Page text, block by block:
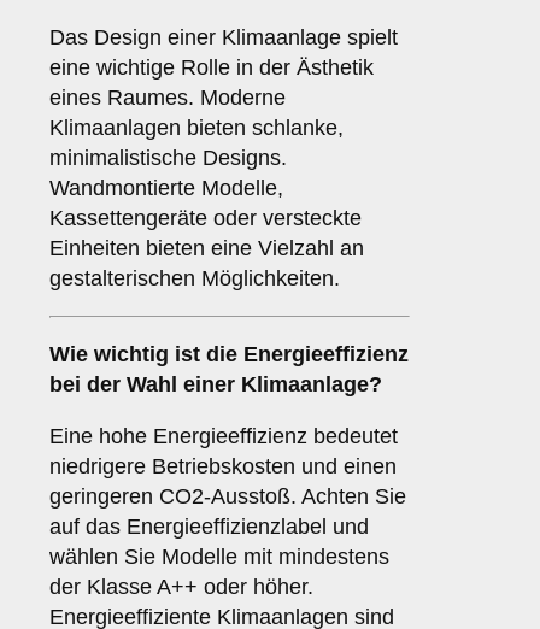
Das Design einer Klimaanlage spielt
eine wichtige Rolle in der Ästhetik
eines Raumes. Moderne
Klimaanlagen bieten schlanke,
minimalistische Designs.
Wandmontierte Modelle,
Kassettengeräte oder versteckte
Einheiten bieten eine Vielzahl an
gestalterischen Möglichkeiten.
Wie wichtig ist die Energieeffizienz
bei der Wahl einer Klimaanlage?
Eine hohe Energieeffizienz bedeutet
niedrigere Betriebskosten und einen
geringeren CO2-Ausstoß. Achten Sie
auf das Energieeffizienzlabel und
wählen Sie Modelle mit mindestens
der Klasse A++ oder höher.
Energieeffiziente Klimaanlagen sind